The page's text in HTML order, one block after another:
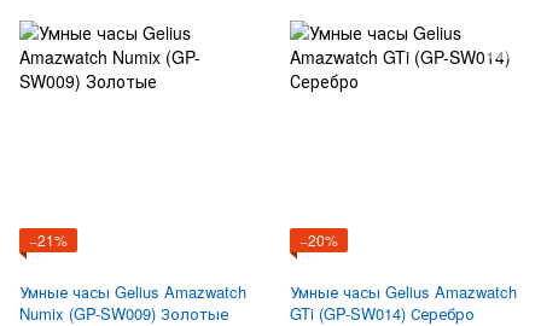
−21%
Умные часы Gelius Amazwatch
Numix (GP-SW009) Золотые
−20%
Умные часы Gelius Amazwatch
GTi (GP-SW014) Серебро